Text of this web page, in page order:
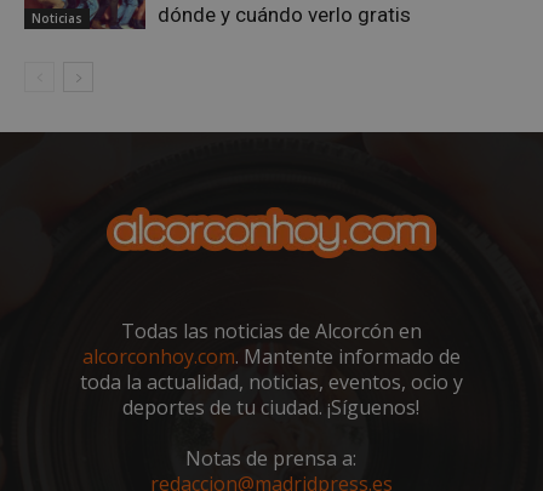
Noticias
dónde y cuándo verlo gratis
Todas las noticias de Alcorcón en
alcorconhoy.com. Mantente informado de
toda la actualidad, noticias, eventos, ocio y
deportes de tu ciudad. ¡Síguenos!
Notas de prensa a:
redaccion@madridpress.es
VISITOR_PRIVACY_METADATA
YouTube
.youtube.com